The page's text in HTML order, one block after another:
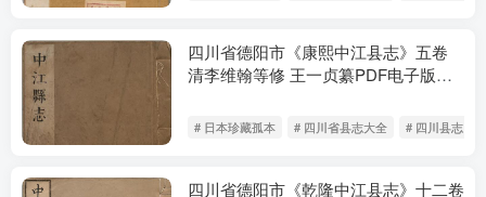
四川省德阳市《康熙中江县志》五卷
清李维翰等修 王一贞纂PDF电子版地
# 日本珍藏孤本 # 四川省县志大全 # 四川县志
四川省德阳市《乾隆中江县志》十二卷